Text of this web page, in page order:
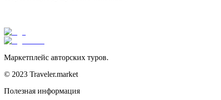
Маркетплейс авторских туров.
© 2023 Traveler.market
Полезная информация